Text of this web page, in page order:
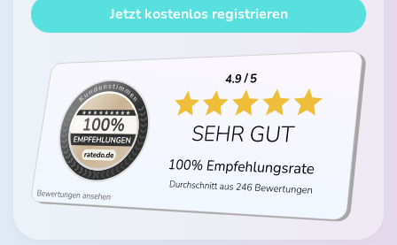
Jetzt kostenlos registrieren